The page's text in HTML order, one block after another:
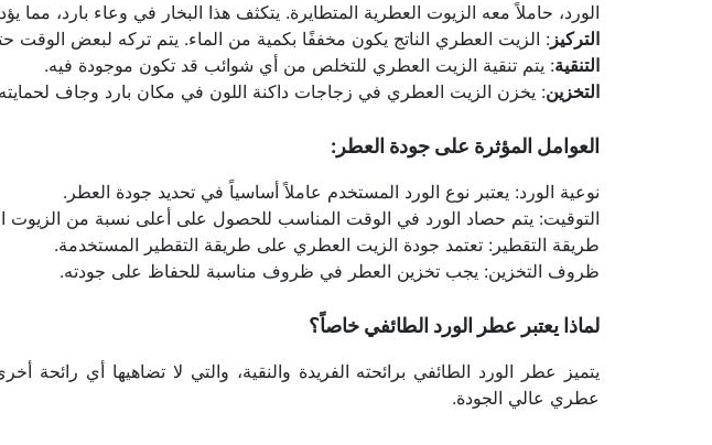
الورد، حاملاً معه الزيوت العطرية المتطايرة. يتكثف هذا البخار في وعاء بارد،
التركيز: الزيت العطري الناتج يكون مخففًا بكمية من الماء. يتم تركه لبعض الوقت
التنقية: يتم تنقية الزيت العطري للتخلص من أي شوائب قد تكون موجودة فيه.
التخزين: يخزن الزيت العطري في زجاجات داكنة اللون في مكان بارد وجاف
العوامل المؤثرة على جودة العطر:
نوعية الورد: يعتبر نوع الورد المستخدم عاملاً أساسياً في تحديد جودة العطر.
التوقيت: يتم حصاد الورد في الوقت المناسب للحصول على أعلى نسبة من الزيوت
طريقة التقطير: تعتمد جودة الزيت العطري على طريقة التقطير المستخدمة.
ظروف التخزين: يجب تخزين العطر في ظروف مناسبة للحفاظ على جودته.
لماذا يعتبر عطر الورد الطائفي خاصاً؟
عطري عالي الجودة.